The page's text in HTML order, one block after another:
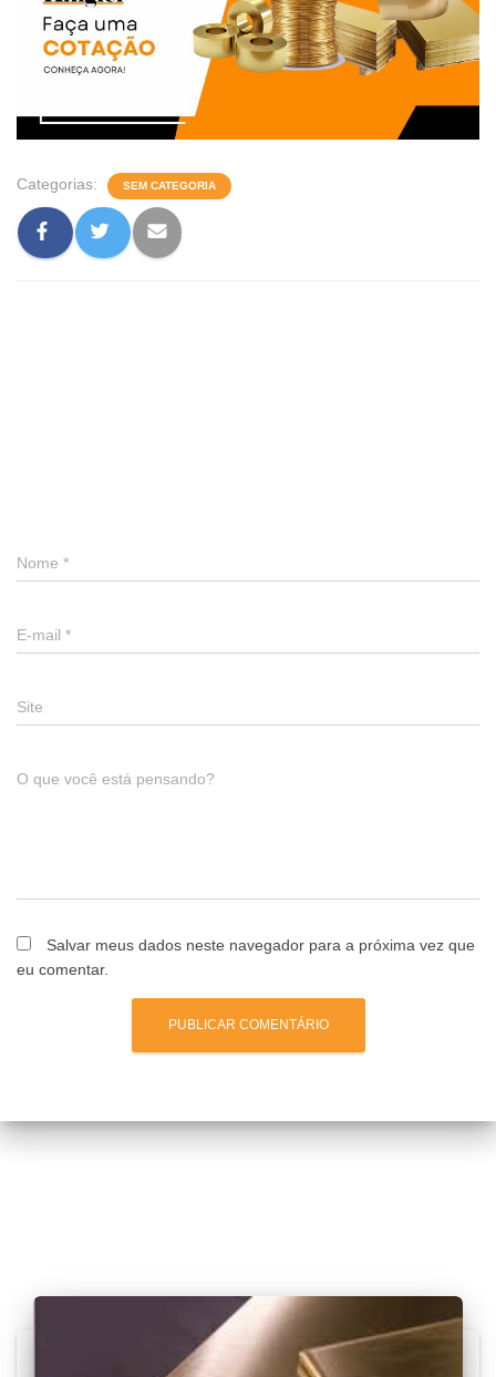
Categorias: SEM CATEGORIA
Nome *
E-mail *
Site
O que você está pensando?
Salvar meus dados neste navegador para a próxima vez que
eu comentar.